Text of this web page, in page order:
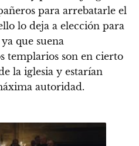
para arrebatarle el
lo deja a elección para
que suena
templarios son en cierto
la iglesia y estarían
autoridad.